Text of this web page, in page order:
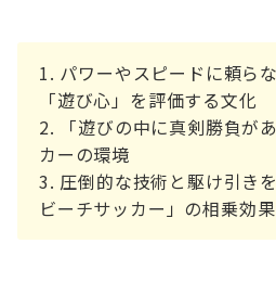
パワーやスピードに頼ら
「遊び心」を評価する文化
「遊びの中に真剣勝負が
カーの環境
圧倒的な技術と駆け引き
ビーチサッカー」の相乗効果